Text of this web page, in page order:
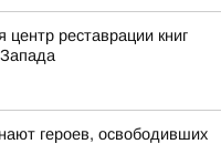
центр реставрации книг
героев, освободивших